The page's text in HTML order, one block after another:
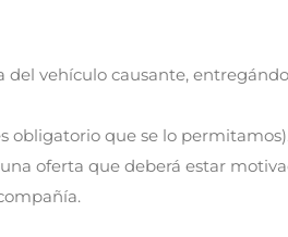
del vehículo causante,
obligatorio que se lo
oferta que deberá estar